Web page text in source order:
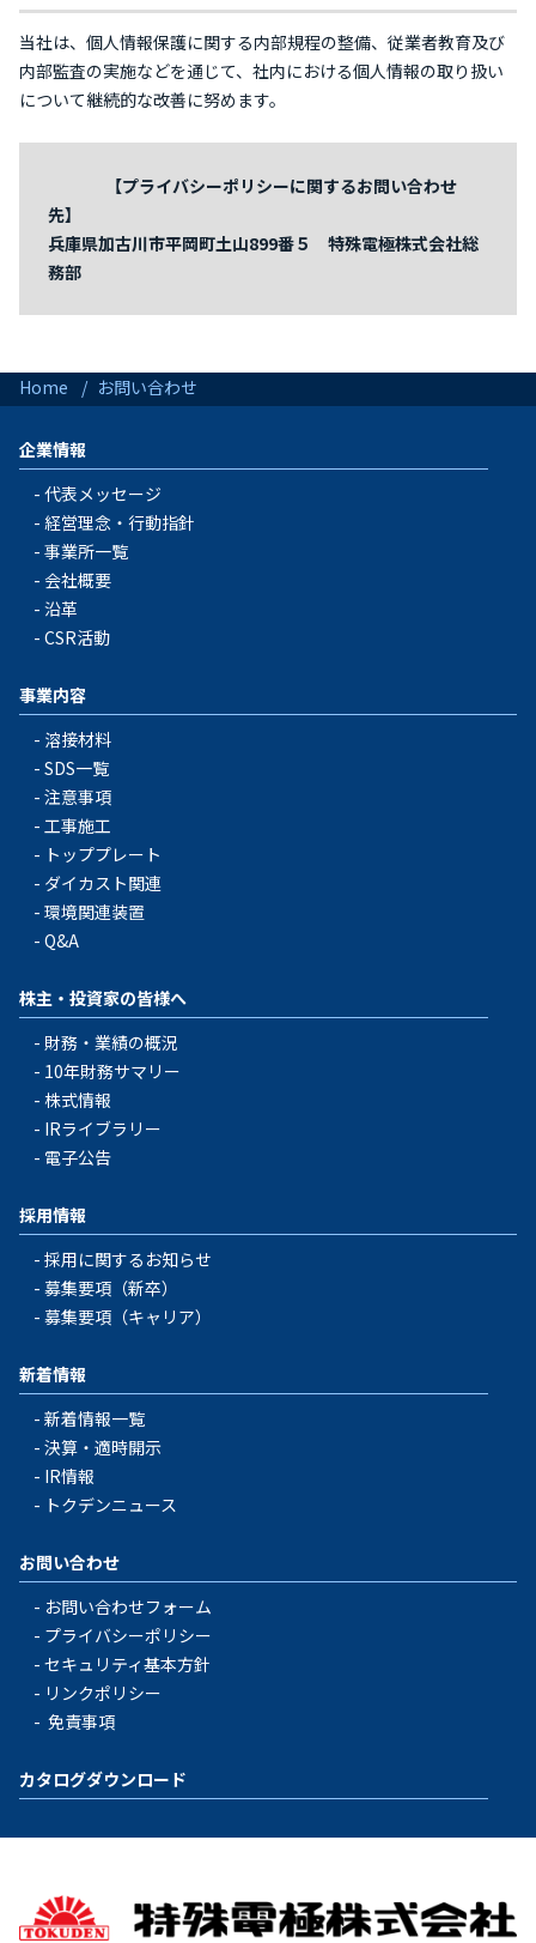
当社は、個人情報保護に関する内部規程の整備、従業者教育及び
内部監査の実施などを通じて、社内における個人情報の取り扱い
について継続的な改善に努めます。
【プライバシーポリシーに関するお問い合わせ
先】
兵庫県加古川市平岡町土山899番５ 特殊電極株式会社総
務部
Home お問い合わせ
企業情報
代表メッセージ
経営理念・行動指針
事業所一覧
会社概要
沿革
CSR活動
事業内容
溶接材料
SDS一覧
注意事項
工事施工
トッププレート
ダイカスト関連
環境関連装置
Q&A
株主・投資家の皆様へ
財務・業績の概況
10年財務サマリー
株式情報
IRライブラリー
電子公告
採用情報
採用に関するお知らせ
募集要項（新卒）
募集要項（キャリア）
新着情報
新着情報一覧
決算・適時開示
IR情報
トクデンニュース
お問い合わせ
お問い合わせフォーム
プライバシーポリシー
セキュリティ基本方針
リンクポリシー
免責事項
カタログダウンロード